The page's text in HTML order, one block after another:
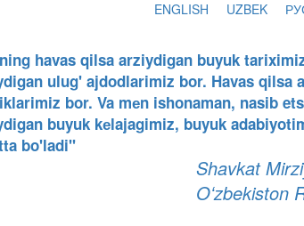
ENGLISH UZBEK
havas qilsa arziydigan buyuk
ulug' ajdodlarimiz bor. Havas qilsa
bor. Va mеn ishonaman, nasib
buyuk kеlajagimiz, buyuk
bo'ladi"
Shavkat
Oʻzbekiston